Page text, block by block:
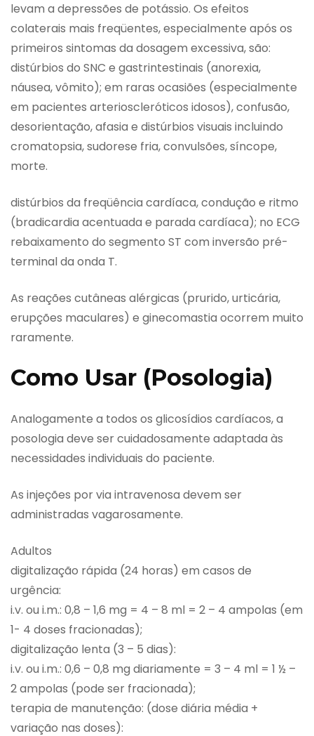
levam a depressões de potássio. Os efeitos
colaterais mais freqüentes, especialmente após os
primeiros sintomas da dosagem excessiva, são:
distúrbios do SNC e gastrintestinais (anorexia,
náusea, vômito); em raras ocasiões (especialmente
em pacientes arterioscleróticos idosos), confusão,
desorientação, afasia e distúrbios visuais incluindo
cromatopsia, sudorese fria, convulsões, síncope,
morte.
distúrbios da freqüência cardíaca, condução e ritmo
(bradicardia acentuada e parada cardíaca); no ECG
rebaixamento do segmento ST com inversão pré-
terminal da onda T.
As reações cutâneas alérgicas (prurido, urticária,
erupções maculares) e ginecomastia ocorrem muito
raramente.
Como Usar (Posologia)
Analogamente a todos os glicosídios cardíacos, a
posologia deve ser cuidadosamente adaptada às
necessidades individuais do paciente.
As injeções por via intravenosa devem ser
administradas vagarosamente.
Adultos
digitalização rápida (24 horas) em casos de
urgência:
i.v. ou i.m.: 0,8 – 1,6 mg = 4 – 8 ml = 2 – 4 ampolas (em
1- 4 doses fracionadas);
digitalização lenta (3 – 5 dias):
i.v. ou i.m.: 0,6 – 0,8 mg diariamente = 3 – 4 ml = 1 ½ –
2 ampolas (pode ser fracionada);
terapia de manutenção: (dose diária média +
variação nas doses):